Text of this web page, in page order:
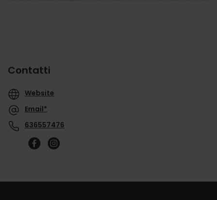
Contatti
Website
Email*
636557476